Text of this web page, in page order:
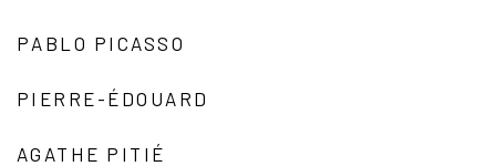
PABLO PICASSO
PIERRE-ÉDOUARD
AGATHE PITIÉ